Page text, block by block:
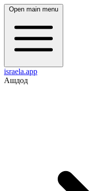
Open main menu
israela.app
Ашдод